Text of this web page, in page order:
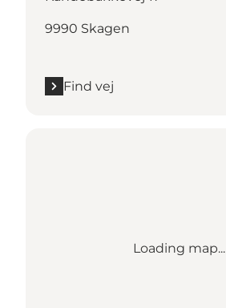
9990 Skagen
Find vej
Loading map...